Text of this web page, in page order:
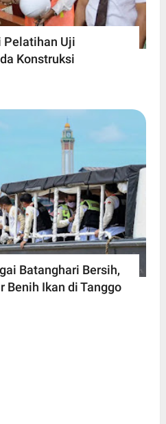
Pelatihan Uji
Konstruksi
Batanghari Bersih,
Benih Ikan di Tanggo